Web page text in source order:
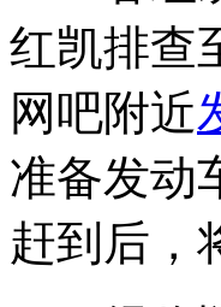
红凯排查
网吧附近
准备发动
赶到后，